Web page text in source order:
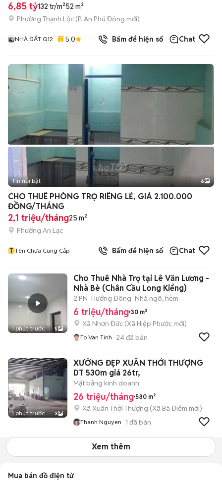
6,85 tỷ132 tr/m²52 m²
Phường Thạnh Lộc (P. An Phú Đông mới)
NHÀ ĐẤT Q12 5.0 Bấm để hiện số Chat
+2
Tin nổi bật 6
CHO THUÊ PHÒNG TRỌ RIÊNG LẺ, GIÁ 2.100.000
ĐỒNG/THÁNG
2,1 triệu/tháng25 m²
Phường An Lạc
T Tên Chưa Cung Cấp Bấm để hiện số Chat
1 phút trước 5
Cho Thuê Nhà Trọ tại Lê Văn Lương -
Nhà Bè (Chân Cầu Long Kiểng)
2 PN Hướng Đông Nhà ngõ, hẻm
6 triệu/tháng 30 m²
Xã Nhơn Đức (Xã Hiệp Phước mới)
To Van Tinh 24đã bán
1 phút trước 3
XƯỞNG ĐẸP XUÂN THỚI THƯỢNG
DT 530m giá 26tr,
Mặt bằng kinh doanh
26 triệu/tháng 530 m²
Xã Xuân Thới Thượng (Xã Bà Điểm mới)
Thanh Nguyen 1 đã bán
Xem thêm
Mua bán đồ điện tử